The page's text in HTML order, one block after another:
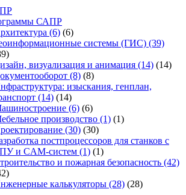
САПР
(6) (6)
системы (ГИС) (39)
визуализация и анимация (14) (14)
(8) (8)
изыскания, генплан,
(14) (14)
(6) (6)
производство (1) (1)
(30) (30)
постпроцессоров для станков с
и CAM-систем (1) (1)
и пожарная безопасность (42)
калькуляторы (28) (28)